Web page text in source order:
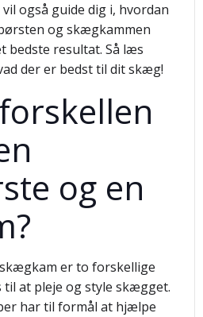
også guide dig i, hvordan
og skægkammen
bedste resultat. Så læs
der er bedst til dit skæg!
og en
er to forskellige
til at pleje og style skægget.
har til formål at hjælpe